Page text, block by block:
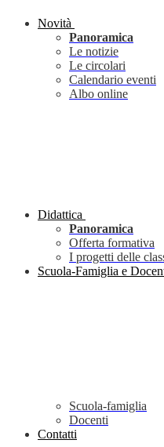
Novità
Panoramica
Le notizie
Le circolari
Calendario eventi
Albo online
Didattica
Panoramica
Offerta formativa
I progetti delle
Scuola-Famiglia e
Scuola-famiglia
Docenti
Contatti